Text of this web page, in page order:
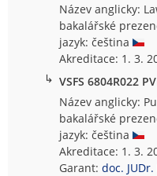
Název anglicky:
bakalářské
jazyk: čeština
Akreditace: 1. 3.
↳ VSFS 6804R022
Název anglicky:
bakalářské
jazyk: čeština
Akreditace: 1. 3.
Garant:doc.